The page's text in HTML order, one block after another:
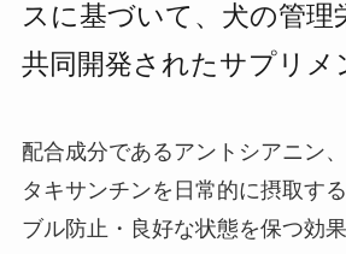
スに基づいて、犬の管理
共同開発されたサプリメ
配合成分であるアントシアニン
タキサンチンを日常的に摂取す
ブル防止・良好な状態を保つ効